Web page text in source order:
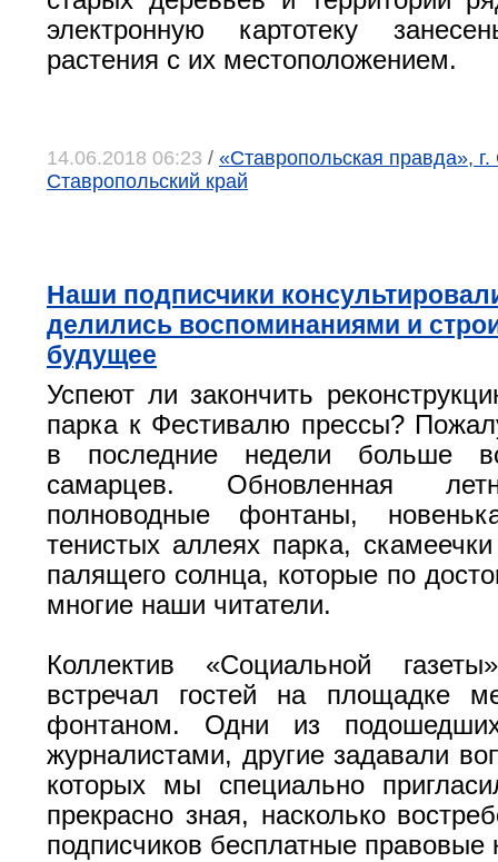
электронную картотеку
растения с их местоположением.
14.06.2018 06:23 / «Ставропольская правда»,
Ставропольский край
Наши подписчики
делились воспоминаниями и
будущее
Успеют ли закончить
парка к Фестивалю прессы?
в последние недели больше
самарцев. Обновленная
полноводные фонтаны,
тенистых аллеях парка,
палящего солнца, которые по
многие наши читатели.
Коллектив «Социальной
встречал гостей на площадке
фонтаном. Одни из
журналистами, другие задавали
которых мы специально
прекрасно зная, насколько
подписчиков бесплатные правовые